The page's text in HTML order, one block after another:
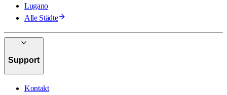
Lugano
Alle Städte
Support
Kontakt